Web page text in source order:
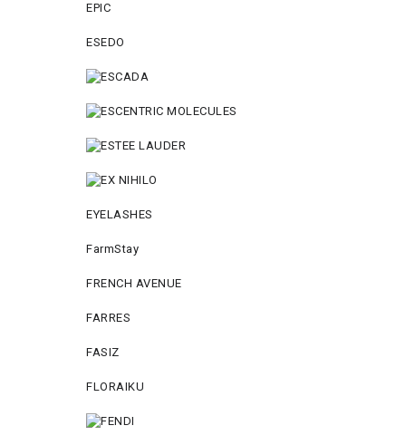
EPIC
ESEDO
EYELASHES
FarmStay
FRENCH AVENUE
FARRES
FASIZ
FLORAIKU